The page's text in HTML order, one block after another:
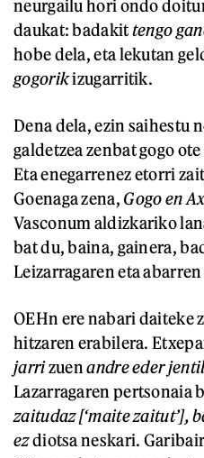
neurgailu hori ondo
daukat: badakittengo
hobe dela, eta lekutan
gogorikizugarritik.
Dena dela, ezin saihestu
galdetzea zenbat gogo
Eta enegarrenez etorri
Goenaga zena, Gogo en
Vasconum aldizkariko
bat du, baina, gainera,
Leizarragaren eta abarren
OEHn ere nabari daiteke
hitzaren erabilera.
jarrizuenandre eder
Lazarragaren pertsonaia
zaitudaz [‘maite zaitut’],
ezdiotsa neskari.